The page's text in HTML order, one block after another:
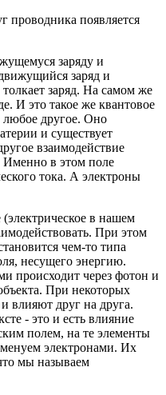
проводника появляется
заряду и
заряд и
заряд. На самом же
И это такое же квантовое
любое другое. Оно
и существует
взаимодействие
Именно в этом поле
тока. А электроны
в нашем
При этом
чем-то типа
несущего энергию.
происходит через фотон и
При некоторых
влияют друг на друга.
- это и есть влияние
полем, на те элементы
электронами. Их
мы называем